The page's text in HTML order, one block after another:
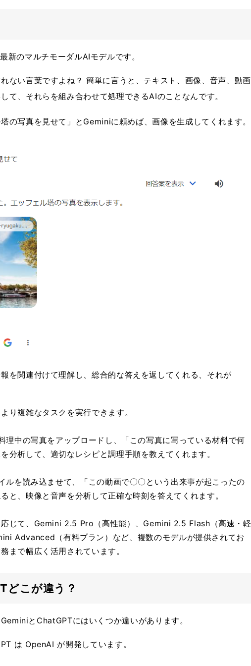
のマルチモーダルAIモデルです。
ない言葉ですよね？ 簡単に言うと、テキスト、画像、音声、動画
て、それらを組み合わせて処理できるAIのことなんです。
の写真を見せて」とGeminiに頼めば、画像を生成してくれます。
を関連付けて理解し、総合的な答えを返してくれる、それが
り複雑なタスクを実行できます。
理中の写真をアップロードし、「この写真に写っている材料で何
分析して、適切なレシピと調理手順を教えてくれます。
ルを読み込ませて、「この動画で〇〇という出来事が起こったの
と、映像と音声を分析して正確な時刻を答えてくれます。
じて、Gemini 2.5 Pro（高性能）、Gemini 2.5 Flash（高速・軽
Advanced（有料プラン）など、複数のモデルが提供されてお
まで幅広く活用されています。
こが違う？
とChatGPTにはいくつか違いがあります。
は OpenAI が開発しています。